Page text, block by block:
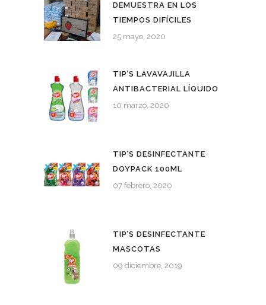
DEMUESTRA EN LOS
TIEMPOS DIFÍCILES
25 mayo, 2020
TIP’S LAVAVAJILLA
ANTIBACTERIAL LÍQUIDO
10 marzo, 2020
TIP’S DESINFECTANTE
DOYPACK 100ML
07 febrero, 2020
TIP’S DESINFECTANTE
MASCOTAS
09 diciembre, 2019